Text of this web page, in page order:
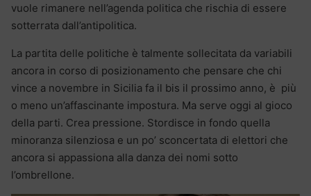
vuole rimanere nell’agenda politica che rischia di essere
sotterrata dall’antipolitica.
La partita delle politiche è talmente sollecitata da variabili
ancora in corso di posizionamento che pensare che chi
vince a novembre in Sicilia fa il bis il prossimo anno, è più
o meno un’affascinante impostura. Ma serve oggi al gioco
della parti. Crea pressione. Stordisce in fondo quella
minoranza silenziosa e un po’ sconcertata di elettori che
ancora si appassiona alla danza dei nomi sotto
l’ombrellone.